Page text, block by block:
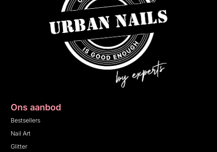
Ons aanbod
Bestsellers
Nail Art
Glitter